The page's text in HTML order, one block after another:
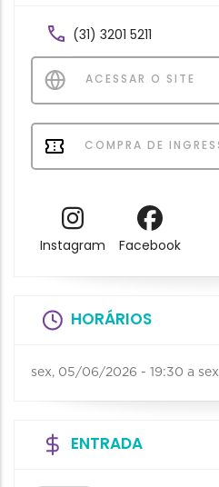
(31) 3201 5211
ACESSAR O SITE
COMPRA DE
Instagram Facebook
HORÁRIOS
sex, 05/06/2026 - 19:30 a
ENTRADA